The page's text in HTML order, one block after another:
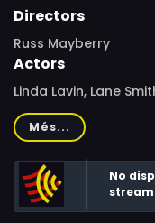
Directors
Russ Mayberry
Actors
Linda Lavin, Lane
MacNaughton, Paul
Bassett, Patricia
Bessie Anne Collins,
Tamsin West, Fiona
Lawrence Mah,
Més...
No